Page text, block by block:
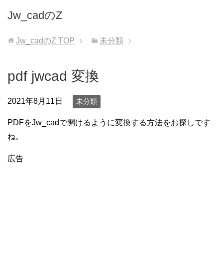
Jw_cadのZ
Jw_cadのZ TOP 未分類
pdf jwcad 変換
2021年8月11日 未分類
PDFをJw_cadで開けるように変換する方法をお探しです
ね。
広告